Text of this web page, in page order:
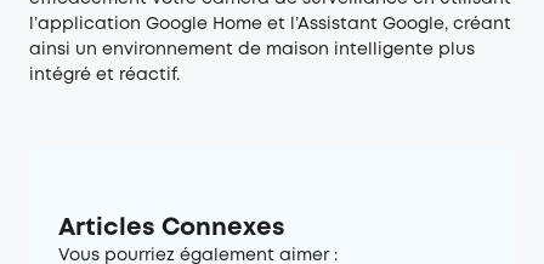
l’application Google Home et l’Assistant Google, créant
ainsi un environnement de maison intelligente plus
intégré et réactif.
Articles Connexes
Vous pourriez également aimer :